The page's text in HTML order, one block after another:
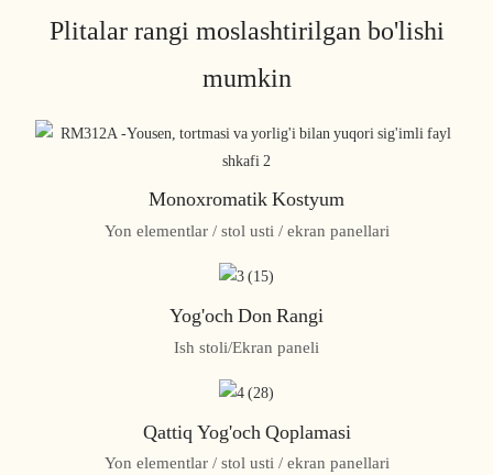
Plitalar rangi moslashtirilgan bo'lishi
mumkin
Monoxromatik Kostyum
Yon elementlar / stol usti / ekran panellari
Yog'och Don Rangi
Ish stoli/Ekran paneli
Qattiq Yog'och Qoplamasi
Yon elementlar / stol usti / ekran panellari